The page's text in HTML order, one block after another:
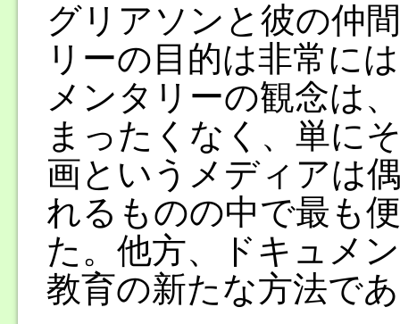
グリアソンと彼の仲
リーの目的は非常に
メンタリーの観念は
まったくなく、単に
画というメディアは
れるものの中で最も
た。他方、ドキュメ
教育の新たな方法で